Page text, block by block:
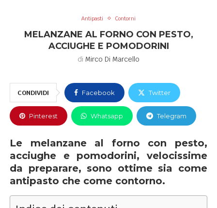
Antipasti Contorni
MELANZANE AL FORNO CON PESTO,
ACCIUGHE E POMODORINI
di Mirco Di Marcello
CONDIVIDI Facebook Twitter
Pinterest Whatsapp Telegram
Le melanzane al forno con pesto,
acciughe e pomodorini, velocissime
da preparare, sono ottime sia come
antipasto che come contorno.